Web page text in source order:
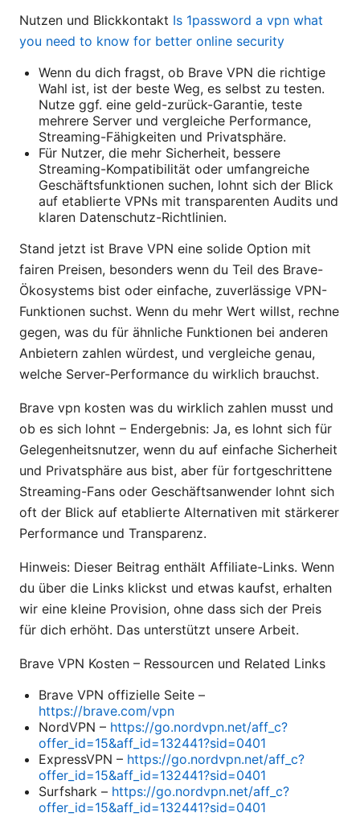
Nutzen und Blickkontakt Is 1password a vpn what
you need to know for better online security
Wenn du dich fragst, ob Brave VPN die richtige
Wahl ist, ist der beste Weg, es selbst zu testen.
Nutze ggf. eine geld-zurück-Garantie, teste
mehrere Server und vergleiche Performance,
Streaming-Fähigkeiten und Privatsphäre.
Für Nutzer, die mehr Sicherheit, bessere
Streaming-Kompatibilität oder umfangreiche
Geschäftsfunktionen suchen, lohnt sich der Blick
auf etablierte VPNs mit transparenten Audits und
klaren Datenschutz-Richtlinien.
Stand jetzt ist Brave VPN eine solide Option mit
fairen Preisen, besonders wenn du Teil des Brave-
Ökosystems bist oder einfache, zuverlässige VPN-
Funktionen suchst. Wenn du mehr Wert willst, rechne
gegen, was du für ähnliche Funktionen bei anderen
Anbietern zahlen würdest, und vergleiche genau,
welche Server-Performance du wirklich brauchst.
Brave vpn kosten was du wirklich zahlen musst und
ob es sich lohnt – Endergebnis: Ja, es lohnt sich für
Gelegenheitsnutzer, wenn du auf einfache Sicherheit
und Privatsphäre aus bist, aber für fortgeschrittene
Streaming-Fans oder Geschäftsanwender lohnt sich
oft der Blick auf etablierte Alternativen mit stärkerer
Performance und Transparenz.
Hinweis: Dieser Beitrag enthält Affiliate-Links. Wenn
du über die Links klickst und etwas kaufst, erhalten
wir eine kleine Provision, ohne dass sich der Preis
für dich erhöht. Das unterstützt unsere Arbeit.
Brave VPN Kosten – Ressourcen und Related Links
Brave VPN offizielle Seite –
https://brave.com/vpn
NordVPN – https://go.nordvpn.net/aff_c?
offer_id=15&aff_id=132441?sid=0401
ExpressVPN – https://go.nordvpn.net/aff_c?
offer_id=15&aff_id=132441?sid=0401
Surfshark – https://go.nordvpn.net/aff_c?
offer_id=15&aff_id=132441?sid=0401